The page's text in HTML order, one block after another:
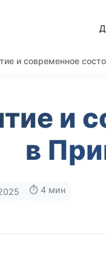
и современное
и
в
⏱️ 4 мин